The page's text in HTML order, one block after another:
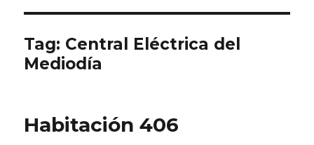
Tag: Central Eléctrica del
Mediodía
Habitación 406